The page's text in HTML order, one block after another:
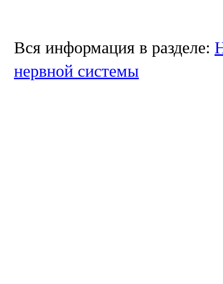
Вся информация в разделе:
нервной системы